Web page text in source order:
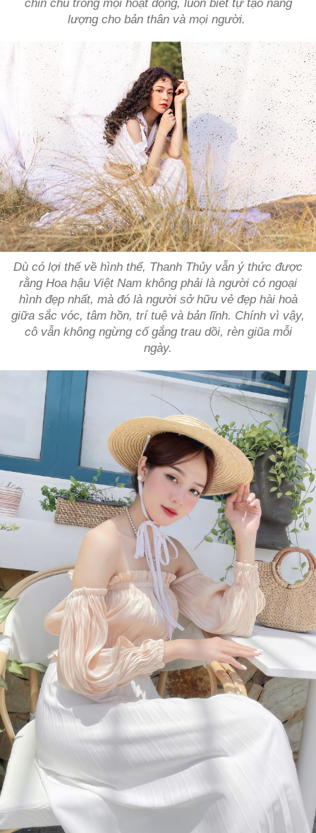
chỉn chu trong mọi hoạt động, luôn biết tự tạo năng
lượng cho bản thân và mọi người.
Dù có lợi thế về hình thể, Thanh Thủy vẫn ý thức được
rằng Hoa hậu Việt Nam không phải là người có ngoại
hình đẹp nhất, mà đó là người sở hữu vẻ đẹp hài hoà
giữa sắc vóc, tâm hồn, trí tuệ và bản lĩnh. Chính vì vậy,
cô vẫn không ngừng cố gắng trau dồi, rèn giũa mỗi
ngày.